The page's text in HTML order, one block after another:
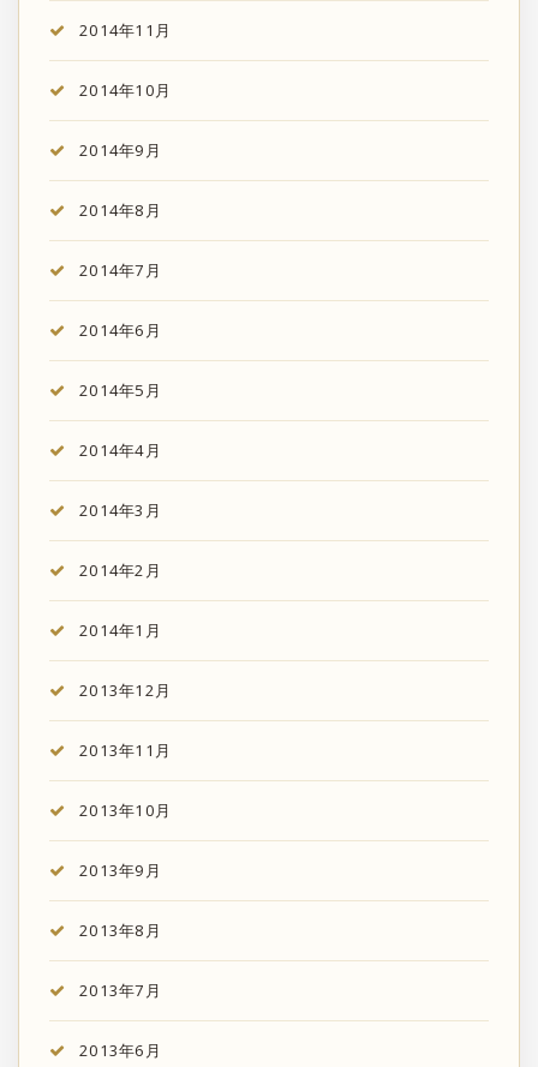
2014年11月
2014年10月
2014年9月
2014年8月
2014年7月
2014年6月
2014年5月
2014年4月
2014年3月
2014年2月
2014年1月
2013年12月
2013年11月
2013年10月
2013年9月
2013年8月
2013年7月
2013年6月